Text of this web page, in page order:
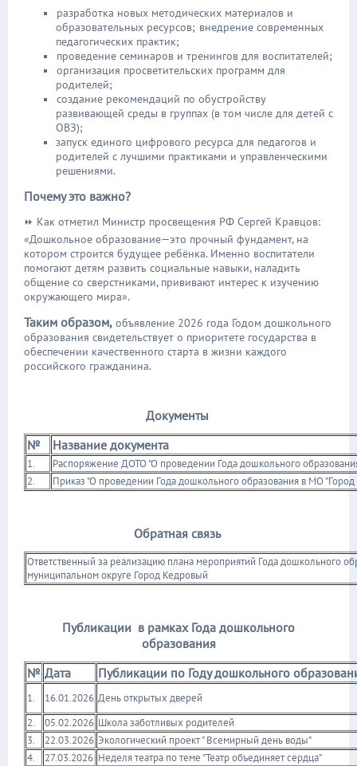
разработка новых методических материалов и
образовательных ресурсов; внедрение современных
педагогических практик;
проведение семинаров и тренингов для воспитателей;
организация просветительских программ для
родителей;
создание рекомендаций по обустройству
развивающей среды в группах (в том числе для детей с
ОВЗ);
запуск единого цифрового ресурса для педагогов и
родителей с лучшими практиками и управленческими
решениями.
Почему это важно?
⏩ Как отметил Министр просвещения РФ Сергей Кравцов:
«Дошкольное образование—это прочный фундамент, на
котором строится будущее ребёнка. Именно воспитатели
помогают детям развить социальные навыки, наладить
общение со сверстниками, прививают интерес к изучению
окружающего мира».
Таким образом, объявление 2026 года Годом дошкольного
образования свидетельствует о приоритете государства в
обеспечении качественного старта в жизни каждого
российского гражданина.
Документы
№
Название документа
1.
Распоряжение ДОТО "О проведении Года дошкольного
2.
Приказ "О проведении Года дошкольного образования в МО
Обратная связь
Ответственный за реализацию плана мероприятий Года дошкольного
муниципальном округе Город Кедровый
Публикации в рамках Года дошкольного
образования
№ Дата Публикации по Году дошкольного
1. 16.01.2026 День открытых дверей
2.
05.02.2026 Школа заботливых родителей
3.
22.03.2026 Экологический проект " Всемирный день воды"
4.
27.03.2026 Неделя театра по теме "Театр объединяет сердца"